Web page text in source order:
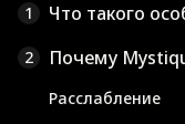
1 Что такого
2 Почему
Расслабление